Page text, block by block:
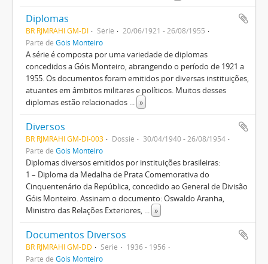
Diplomas
BR RJMRAHI GM-DI Série
20/06/1921 - 26/08/1955
Parte de Góis Monteiro
A série é composta por uma variedade de diplomas
concedidos a Góis Monteiro, abrangendo o período de 1921 a
1955. Os documentos foram emitidos por diversas instituições,
atuantes em âmbitos militares e políticos. Muitos desses
diplomas estão relacionados ... »
Diversos
BR RJMRAHI GM-DI-003 Dossiê
30/04/1940 - 26/08/1954
Parte de Góis Monteiro
Diplomas diversos emitidos por instituições brasileiras:
1 – Diploma da Medalha de Prata Comemorativa do
Cinquentenário da República, concedido ao General de Divisão
Góis Monteiro. Assinam o documento: Oswaldo Aranha,
Ministro das Relações Exteriores, ... »
Documentos Diversos
BR RJMRAHI GM-DD Série
1936 - 1956
Parte de Góis Monteiro